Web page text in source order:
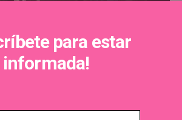
para estar
informada!